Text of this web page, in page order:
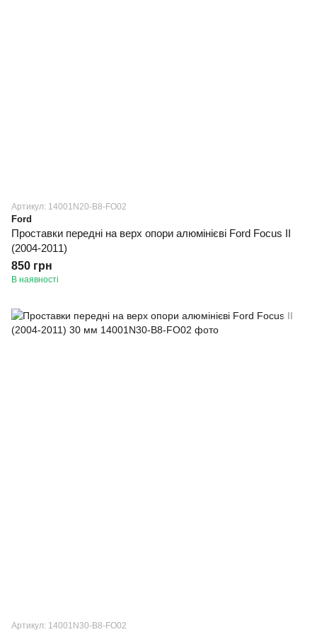
Артикул: 14001N20-B8-FO02
Ford
Проставки передні на верх опори алюмінієві Ford Focus II
(2004-2011)
850 грн
В наявності
Артикул: 14001N30-B8-FO02